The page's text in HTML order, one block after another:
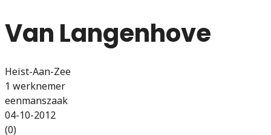
Van Langenhove
Heist-Aan-Zee
1 werknemer
eenmanszaak
04-10-2012
(0)